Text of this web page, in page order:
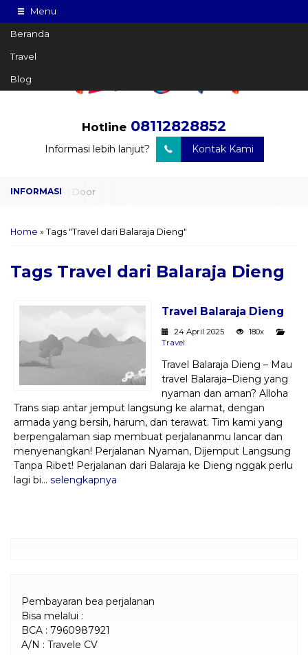
Menu
Beranda
Travel
Blog
Hotline 08112828852
Informasi lebih lanjut? Kontak Kami
Travel Door to Door
Sewa Mobil Plus Driver
Pengiriman Barang
Home » Tags "Travel dari Balaraja Dieng"
Tags Travel dari Balaraja Dieng
Travel Balaraja Dieng
24 April 2025
180x
Travel
Travel Balaraja Dieng – Mau
travel Balaraja–Dieng yang
nyaman dan aman? Alloha
Trans siap antar jemput langsung ke alamat, dengan
armada yang bersih, harum, dan terawat. Tim kami yang
berpengalaman siap membuat perjalananmu lancar dan
menyenangkan! Perjalanan Nyaman, Dijemput Langsung
Tanpa Ribet! Perjalanan dari Balaraja ke Dieng nggak perlu
lagi bi... selengkapnya
Pembayaran bea perjalanan
Bisa melalui :
BCA : 7960987921
A/N : Travele CV